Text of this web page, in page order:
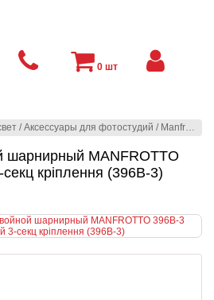
/Аксессуары для фотостудий / Manfrotto
шарнирный MANFROTTO
кріплення (396B-3)
0 шт